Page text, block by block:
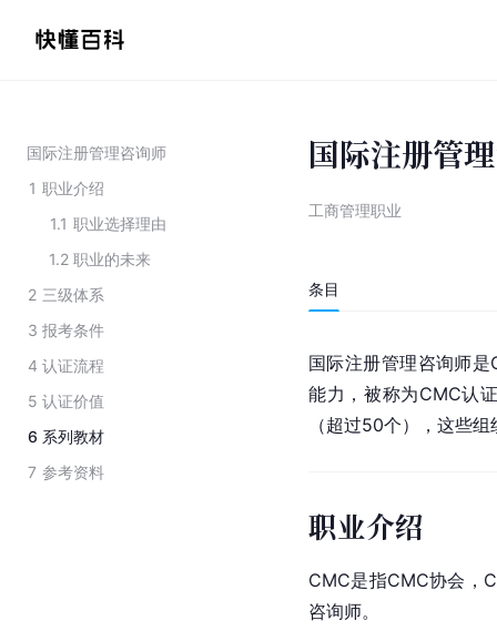
国际注册管理咨询师
1 职业介绍
1.1 职业选择理由
1.2 职业的未来
2 三级体系
3 报考条件
4 认证流程
5 认证价值
6 系列教材
7 参考资料
国际注册管
工商管理职业
条目
国际注册管理咨询师
能力，被称为CMC认
（超过50个），这些
职业介绍
CMC是指CMC协会，
咨询师。